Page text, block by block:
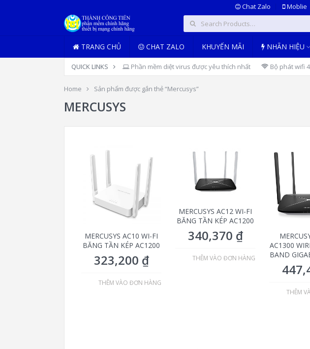
Chat Zalo Moblie
TRANG CHỦ CHAT ZALO KHUYẾN MÃI NHÃN HIỆU
QUICK LINKS Phần mềm diệt virus được yêu thích nhất Bộ phát wifi
Home Sản phẩm được gắn thẻ “Mercusys”
MERCUSYS
MERCUSYS AC10 WI-FI
BĂNG TẦN KÉP AC1200
323,200 ₫
THÊM VÀO ĐƠN HÀNG
MERCUSYS AC12 WI-FI
BĂNG TẦN KÉP AC1200
340,370 ₫
THÊM VÀO ĐƠN HÀNG
AC1300
BAND
THÊM